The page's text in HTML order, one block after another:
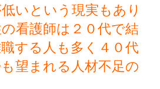
いという現実もあり
看護師は２０代で結
する人も多く４０代
望まれる人材不足の